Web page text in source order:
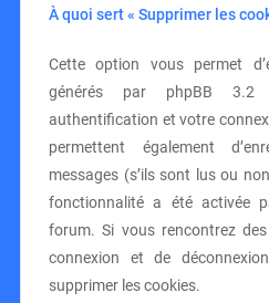
À quoi sert « Supprimer les
Cette option vous permet
générés par phpBB 3.2
authentification et votre
permettent également
messages (s’ils sont lus ou
fonctionnalité a été activée
forum. Si vous rencontrez
connexion et de
supprimer les cookies.